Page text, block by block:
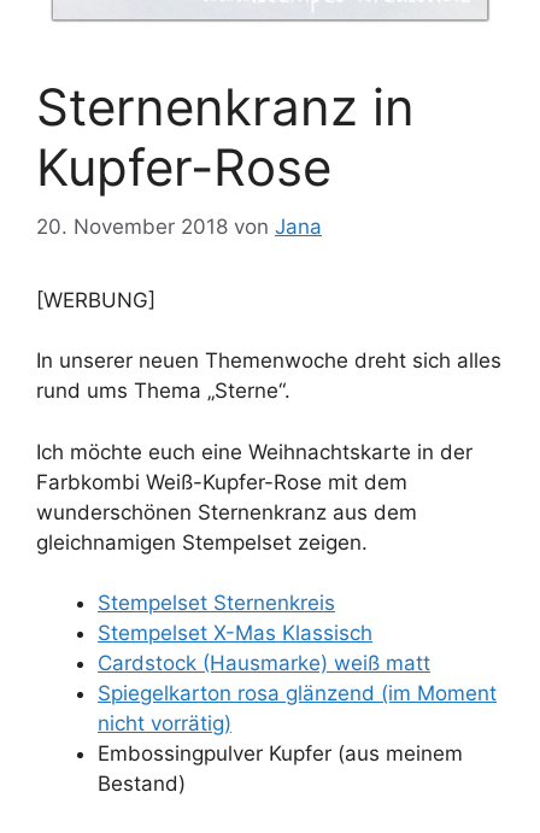
Sternenkranz in
Kupfer-Rose
20. November 2018 von Jana
[WERBUNG]
In unserer neuen Themenwoche dreht sich alles
rund ums Thema „Sterne“.
Ich möchte euch eine Weihnachtskarte in der
Farbkombi Weiß-Kupfer-Rose mit dem
wunderschönen Sternenkranz aus dem
gleichnamigen Stempelset zeigen.
Stempelset Sternenkreis
Stempelset X-Mas Klassisch
Cardstock (Hausmarke) weiß matt
Spiegelkarton rosa glänzend (im Moment
nicht vorrätig)
Embossingpulver Kupfer (aus meinem
Bestand)